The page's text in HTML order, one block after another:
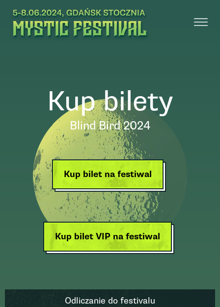
Kup bilety
Blind Bird 2024
Kup bilet na festiwal
Kup bilet VIP na festiwal
Odliczanie do festivalu